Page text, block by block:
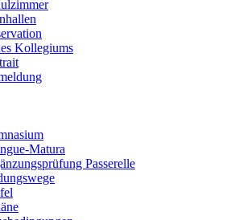
Kollegiums
Matura
Passerelle